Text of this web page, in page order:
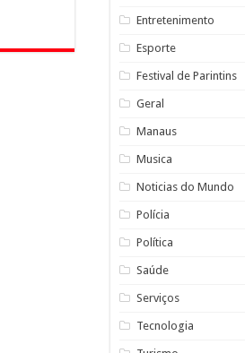
Entretenimento
Esporte
Festival de Parintins
Geral
Manaus
Musica
Noticias do Mundo
Polícia
Política
Saúde
Serviços
Tecnologia